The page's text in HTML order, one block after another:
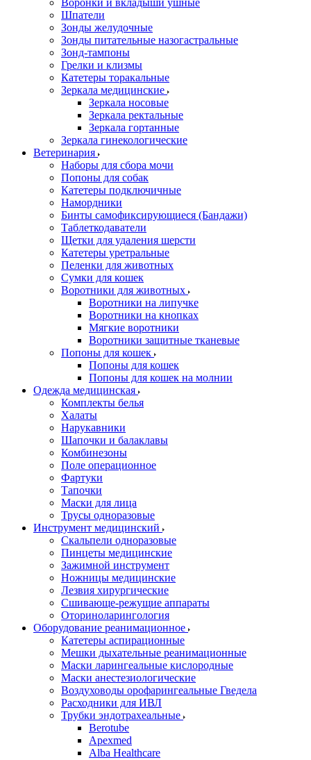
Воронки и вкладыши ушные
Шпатели
Зонды желудочные
Зонды питательные назогастральные
Зонд-тампоны
Грелки и клизмы
Катетеры торакальные
Зеркала медицинские
Зеркала носовые
Зеркала ректальные
Зеркала гортанные
Зеркала гинекологические
Ветеринария
Наборы для сбора мочи
Попоны для собак
Катетеры подключичные
Намордники
Бинты самофиксирующиеся (Бандажи)
Таблеткодаватели
Щетки для удаления шерсти
Катетеры уретральные
Пеленки для животных
Сумки для кошек
Воротники для животных
Воротники на липучке
Воротники на кнопках
Мягкие воротники
Воротники защитные тканевые
Попоны для кошек
Попоны для кошек
Попоны для кошек на молнии
Одежда медицинская
Комплекты белья
Халаты
Нарукавники
Шапочки и балаклавы
Комбинезоны
Поле операционное
Фартуки
Тапочки
Маски для лица
Трусы одноразовые
Инструмент медицинский
Скальпели одноразовые
Пинцеты медицинские
Зажимной инструмент
Ножницы медицинские
Лезвия хирургические
Сшивающе-режущие аппараты
Оториноларингология
Оборудование реанимационное
Катетеры аспирационные
Мешки дыхательные реанимационные
Маски ларингеальные кислородные
Маски анестезиологические
Воздуховоды орофарингеальные Гведела
Расходники для ИВЛ
Трубки эндотрахеальные
Berotube
Apexmed
Alba Healthcare